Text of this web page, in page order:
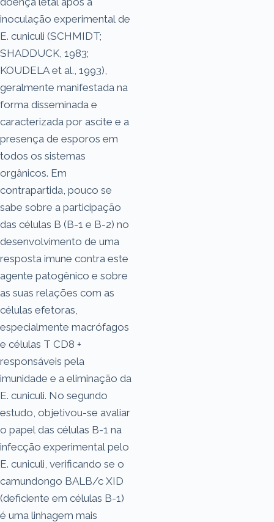
inoculação experimental de
E. cuniculi (SCHMIDT;
SHADDUCK, 1983;
KOUDELA et al., 1993),
geralmente manifestada na
forma disseminada e
caracterizada por ascite e a
presença de esporos em
todos os sistemas
orgânicos. Em
contrapartida, pouco se
sabe sobre a participação
das células B (B-1 e B-2) no
desenvolvimento de uma
resposta imune contra este
agente patogênico e sobre
as suas relações com as
células efetoras,
especialmente macrófagos
e células T CD8 +
responsáveis pela
imunidade e a eliminação da
E. cuniculi. No segundo
estudo, objetivou-se avaliar
o papel das células B-1 na
infecção experimental pelo
E. cuniculi, verificando se o
camundongo BALB/c XID
(deficiente em células B-1)
é uma linhagem mais